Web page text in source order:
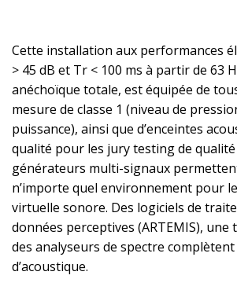
Cette installation aux performances
> 45 dB et Tr < 100 ms à partir de 63
anéchoïque totale, est équipée de
mesure de classe 1 (niveau de
puissance), ainsi que d’enceintes
qualité pour les jury testing de
générateurs multi-signaux
n’importe quel environnement pour
virtuelle sonore. Des logiciels de
données perceptives (ARTEMIS),
des analyseurs de spectre
d’acoustique.